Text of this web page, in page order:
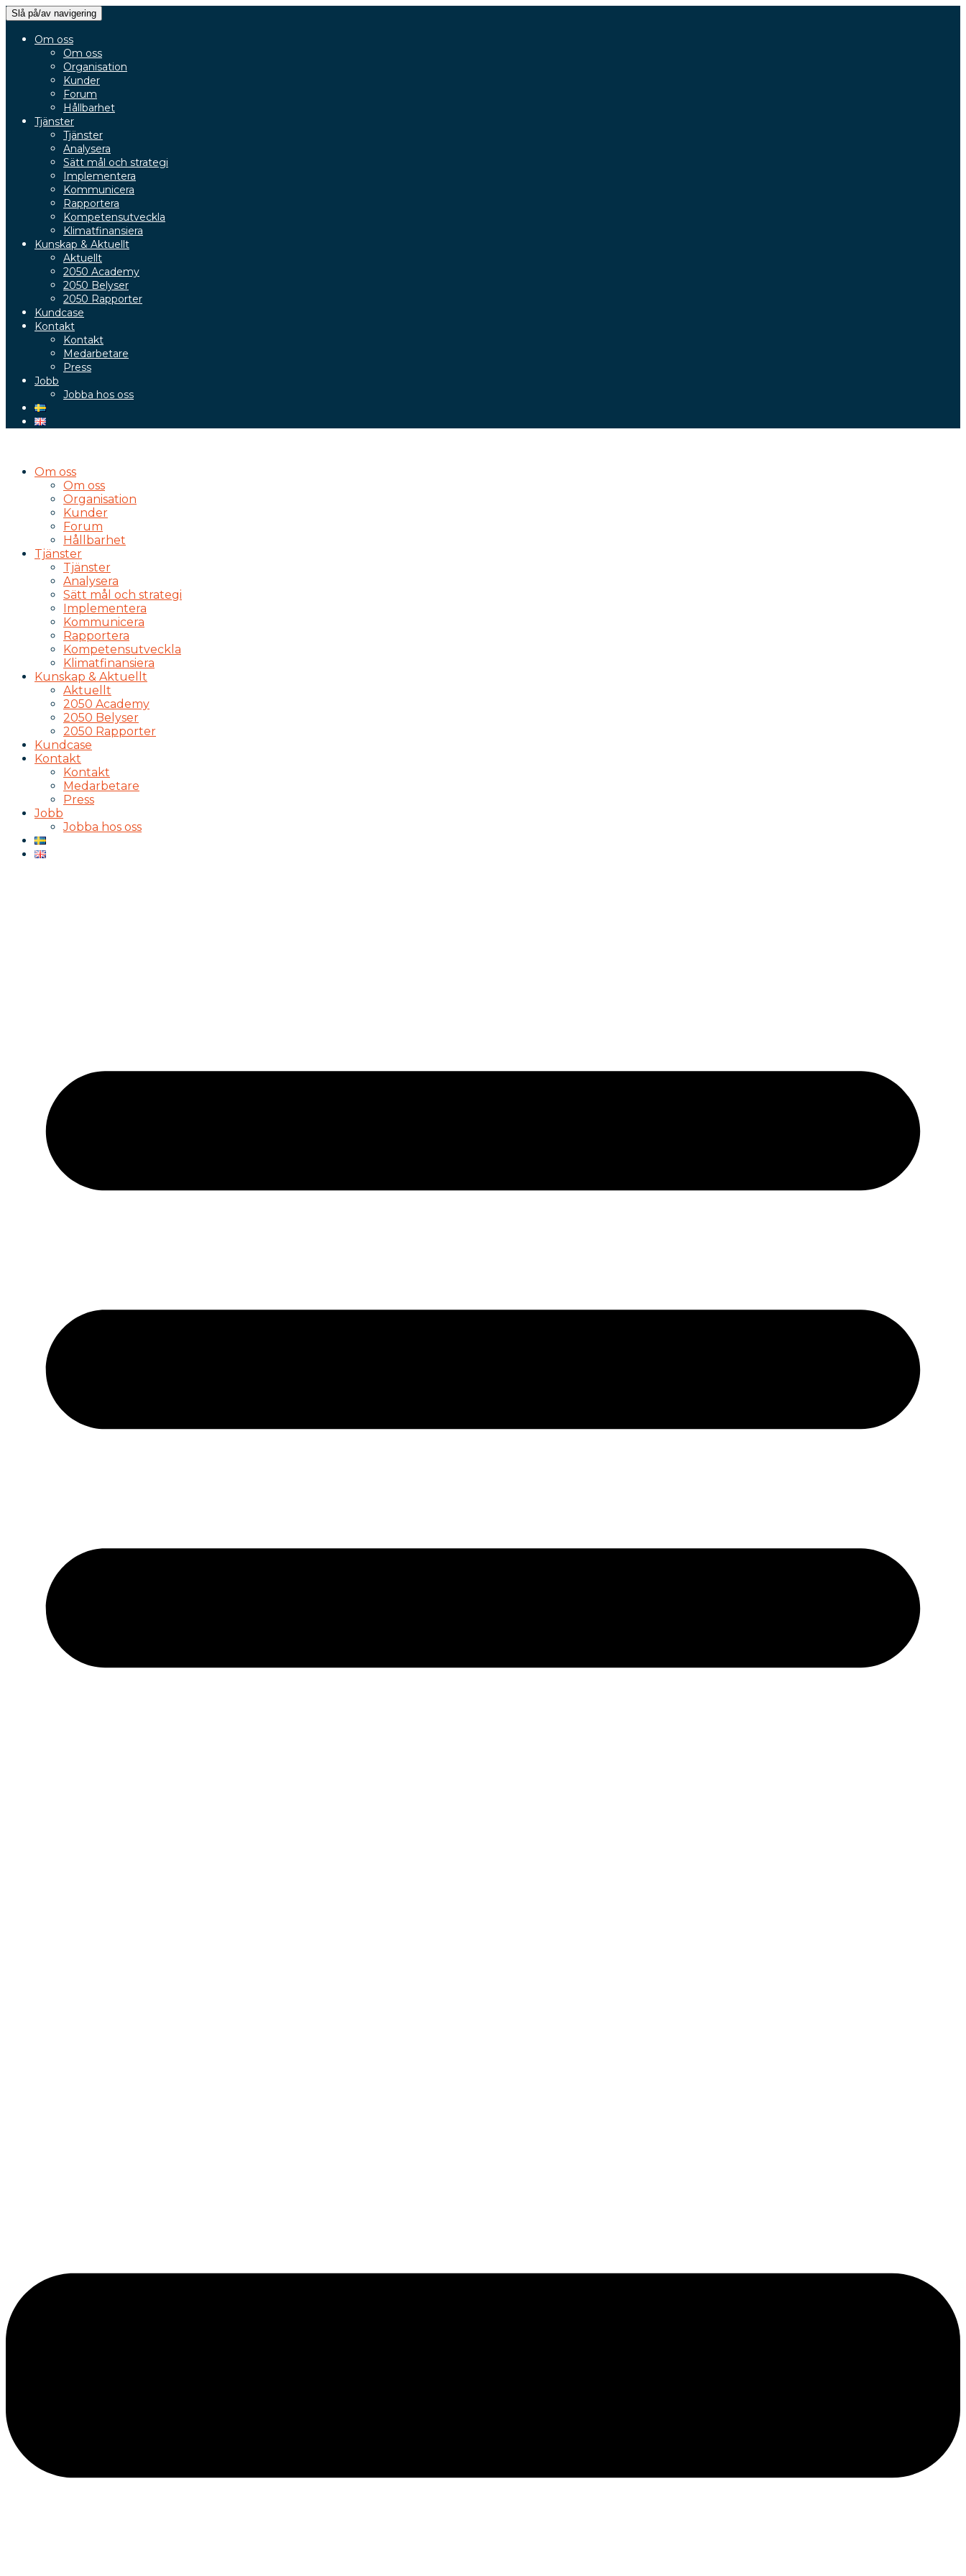
Slå på/av navigering
Om oss
Om oss
Organisation
Kunder
Forum
Hållbarhet
Tjänster
Tjänster
Analysera
Sätt mål och strategi
Implementera
Kommunicera
Rapportera
Kompetensutveckla
Klimatfinansiera
Kunskap & Aktuellt
Aktuellt
2050 Academy
2050 Belyser
2050 Rapporter
Kundcase
Kontakt
Kontakt
Medarbetare
Press
Jobb
Jobba hos oss
Om oss
Om oss
Organisation
Kunder
Forum
Hållbarhet
Tjänster
Tjänster
Analysera
Sätt mål och strategi
Implementera
Kommunicera
Rapportera
Kompetensutveckla
Klimatfinansiera
Kunskap & Aktuellt
Aktuellt
2050 Academy
2050 Belyser
2050 Rapporter
Kundcase
Kontakt
Kontakt
Medarbetare
Press
Jobb
Jobba hos oss